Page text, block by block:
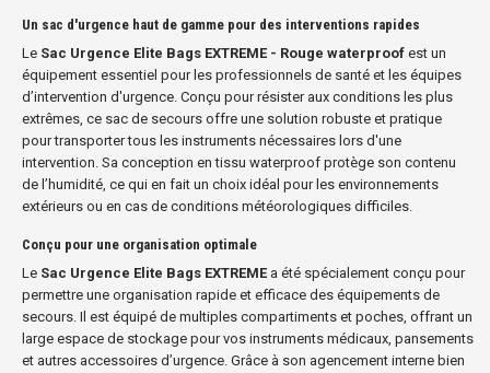
Un sac d'urgence haut de gamme pour des interventions rapides
Le Sac Urgence Elite Bags EXTREME - Rouge waterproof est un
équipement essentiel pour les professionnels de santé et les équipes
d’intervention d'urgence. Conçu pour résister aux conditions les plus
extrêmes, ce sac de secours offre une solution robuste et pratique
pour transporter tous les instruments nécessaires lors d'une
intervention. Sa conception en tissu waterproof protège son contenu
de l’humidité, ce qui en fait un choix idéal pour les environnements
extérieurs ou en cas de conditions météorologiques difficiles.
Conçu pour une organisation optimale
Le Sac Urgence Elite Bags EXTREMEa été spécialement conçu pour
permettre une organisation rapide et efficace des équipements de
secours. Il est équipé de multiples compartiments et poches, offrant un
large espace de stockage pour vos instruments médicaux, pansements
et autres accessoires d’urgence. Grâce à son agencement interne bien